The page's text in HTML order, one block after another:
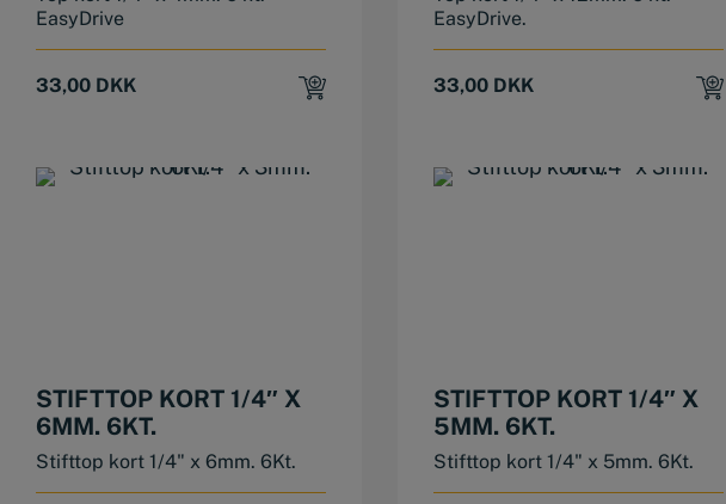
EasyDrive
33,00 DKK
EasyDrive.
33,00 DKK
STIFTTOP KORT 1/4″ X
6MM. 6KT.
Stifttop kort 1/4" x 6mm. 6Kt.
STIFTTOP KORT 1/4″ X
5MM. 6KT.
Stifttop kort 1/4" x 5mm. 6Kt.